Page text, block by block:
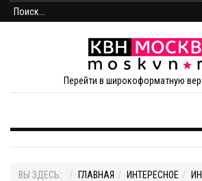
Перейти в широкоформатную
ВЫ ЗДЕСЬ: ГЛАВНАЯ ИНТЕРЕСНОЕ